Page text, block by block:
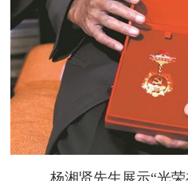
杨湘贤先生展示“光荣